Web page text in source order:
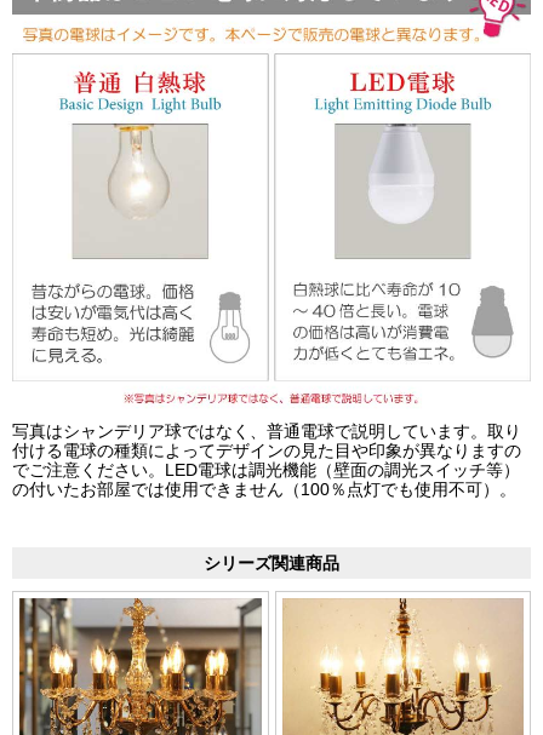
写真はシャンデリア球ではなく、普通電球で説明しています。取り
付ける電球の種類によってデザインの見た目や印象が異なりますの
でご注意ください。LED電球は調光機能（壁面の調光スイッチ等）
の付いたお部屋では使用できません（100％点灯でも使用不可）。
シリーズ関連商品